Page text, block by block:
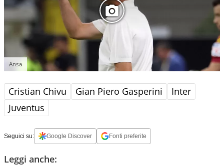
Ansa
Cristian Chivu Gian Piero Gasperini
Inter
Juventus
Seguici su: Google Discover Fonti preferite
Leggi anche: